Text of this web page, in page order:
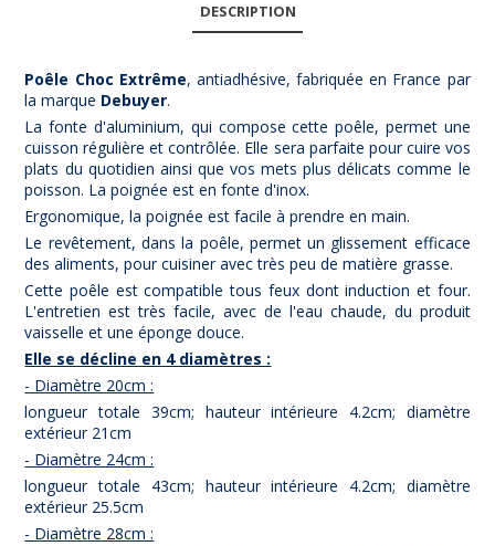
DESCRIPTION
Poêle Choc Extrême, antiadhésive, fabriquée en France par
la marque Debuyer.
La fonte d'aluminium, qui compose cette poêle, permet une
cuisson régulière et contrôlée. Elle sera parfaite pour cuire vos
plats du quotidien ainsi que vos mets plus délicats comme le
poisson. La poignée est en fonte d'inox.
Ergonomique, la poignée est facile à prendre en main.
Le revêtement, dans la poêle, permet un glissement efficace
des aliments, pour cuisiner avec très peu de matière grasse.
Cette poêle est compatible tous feux dont induction et four.
L'entretien est très facile, avec de l'eau chaude, du produit
vaisselle et une éponge douce.
Elle se décline en 4 diamètres :
- Diamètre 20cm :
longueur totale 39cm; hauteur intérieure 4.2cm; diamètre
extérieur 21cm
- Diamètre 24cm :
longueur totale 43cm; hauteur intérieure 4.2cm; diamètre
extérieur 25.5cm
- Diamètre 28cm :